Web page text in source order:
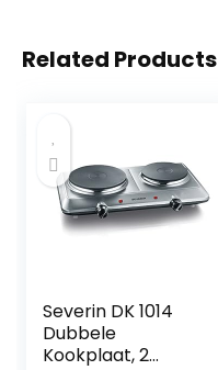
Related Products
Severin DK 1014
Dubbele
Kookplaat, 2